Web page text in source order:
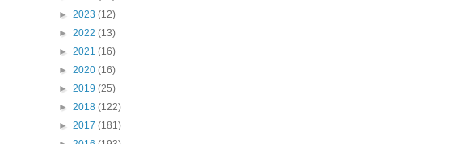
► 2023 (12)
► 2022 (13)
► 2021 (16)
► 2020 (16)
► 2019 (25)
► 2018 (122)
► 2017 (181)